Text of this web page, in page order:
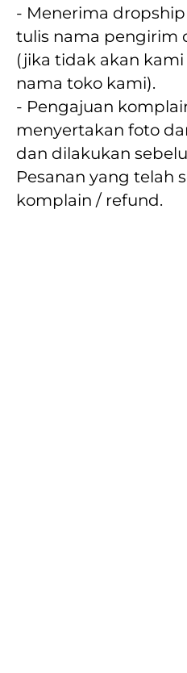
- Menerima dropship
tulis nama pengirim
(jika tidak akan
nama toko kami).
- Pengajuan
menyertakan foto
dan dilakukan
Pesanan yang telah
komplain / refund.